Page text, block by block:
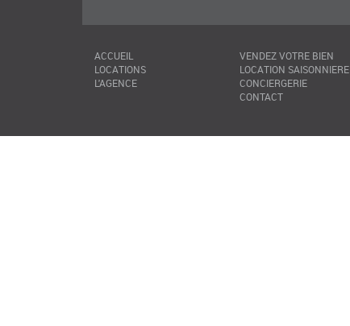
ACCUEIL
LOCATIONS
L'AGENCE
VENDEZ VOTRE BIEN
LOCATION SAISONNIERE
CONCIERGERIE
CONTACT